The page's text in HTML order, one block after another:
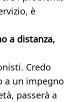
è
a distanza,
Credo
a un impegno
passerà a